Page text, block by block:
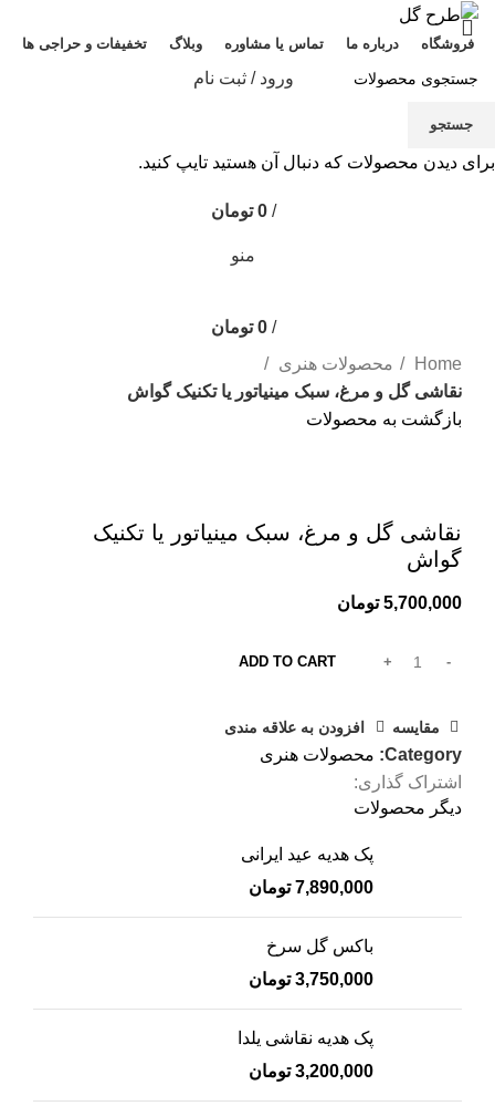
فروشگاه درباره ما تماس یا مشاوره وبلاگ تخفیفات و حراجی ها
ورود / ثبت نام
0
/
0 تومان
منو
/
0 تومان
Home
محصولات هنری
نقاشی گل و مرغ، سبک مینیاتور یا تکنیک گواش
بازگشت به محصولات
نقاشی گل و مرغ، سبک مینیاتور یا تکنیک
گواش
5,700,000 تومان
ADD TO CART
مقایسه افزودن به علاقه مندی
Category: محصولات هنری
اشتراک گذاری:
دیگر محصولات
پک هدیه عید ایرانی
7,890,000 تومان
باکس گل سرخ
3,750,000 تومان
پک هدیه نقاشی یلدا
3,200,000 تومان
جستجو
برای دیدن محصولات که دنبال آن هستید تایپ کنید.